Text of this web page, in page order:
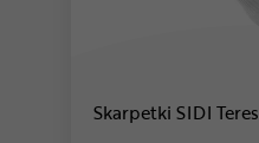
Skarpetki SIDI Teres